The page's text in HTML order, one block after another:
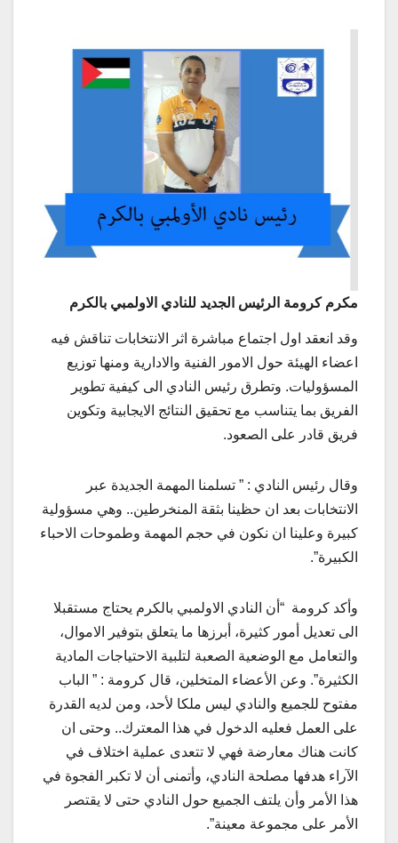
مكرم كرومة الرئيس الجديد للنادي الاولمبي بالكرم
وقد انعقد اول اجتماع مباشرة اثر الانتخابات تناقش فيه
اعضاء الهيئة حول الامور الفنية والادارية ومنها توزيع
المسؤوليات. وتطرق رئيس النادي الى كيفية تطوير
الفريق بما يتناسب مع تحقيق النتائج الايجابية وتكوين
فريق قادر على الصعود.
وقال رئيس النادي : ” تسلمنا المهمة الجديدة عبر
الانتخابات بعد ان حظينا بثقة المنخرطين.. وهي مسؤولية
كبيرة وعلينا ان نكون في حجم المهمة وطموحات الاحباء
الكبيرة”.
وأكد كرومة “أن النادي الاولمبي بالكرم يحتاج مستقبلا
الى تعديل أمور كثيرة، أبرزها ما يتعلق بتوفير الاموال،
والتعامل مع الوضعية الصعبة لتلبية الاحتياجات المادية
الكثيرة”. وعن الأعضاء المتخلين، قال كرومة : ” الباب
مفتوح للجميع والنادي ليس ملكا لأحد، ومن لديه القدرة
على العمل فعليه الدخول في هذا المعترك.. وحتى ان
كانت هناك معارضة فهي لا تتعدى عملية اختلاف في
الآراء هدفها مصلحة النادي، وأتمنى أن لا تكبر الفجوة في
هذا الأمر وأن يلتف الجميع حول النادي حتى لا يقتصر
الأمر على مجموعة معينة”.